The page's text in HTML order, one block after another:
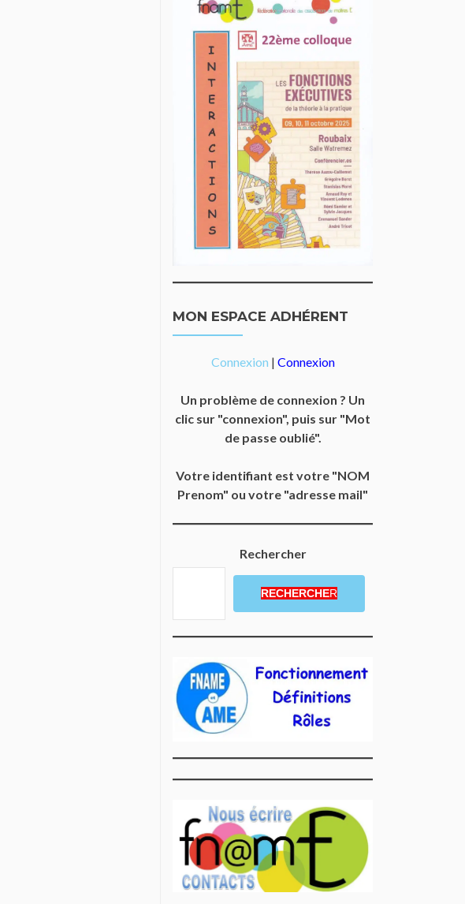
MON ESPACE ADHÉRENT
Connexion | Connexion
Un problème de connexion ? Un
clic sur "connexion", puis sur "Mot
de passe oublié".
Votre identifiant est votre "NOM
Prenom" ou votre "adresse mail"
Rechercher
RECHERCHER